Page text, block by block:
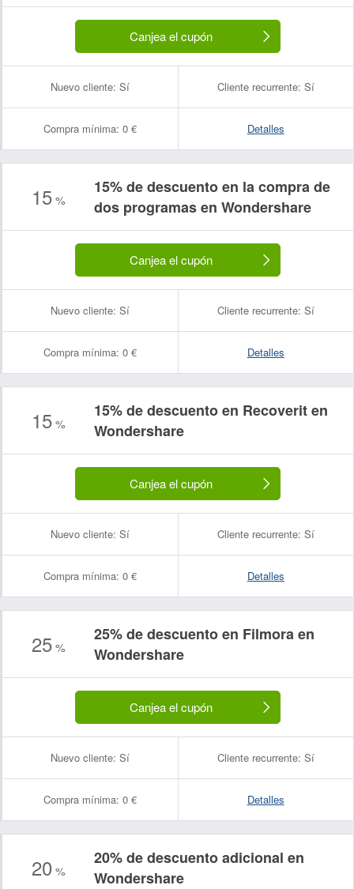
Canjea el cupón
Nuevo cliente: Sí Cliente recurrente: Sí
Compra mínima: 0 € Detalles
15 %
15% de descuento en la compra de
dos programas en Wondershare
Canjea el cupón
Nuevo cliente: Sí Cliente recurrente: Sí
Compra mínima: 0 € Detalles
15 %
15% de descuento en Recoverit en
Wondershare
Canjea el cupón
Nuevo cliente: Sí Cliente recurrente: Sí
Compra mínima: 0 € Detalles
25 %
25% de descuento en Filmora en
Wondershare
Canjea el cupón
Nuevo cliente: Sí Cliente recurrente: Sí
Compra mínima: 0 € Detalles
20 %
20% de descuento adicional en
Wondershare